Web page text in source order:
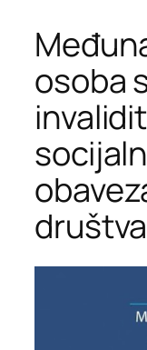
osoba
društva